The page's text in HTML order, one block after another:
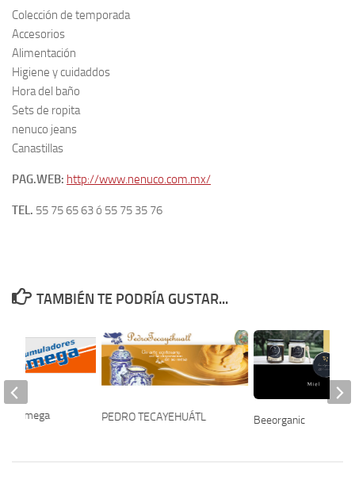
Colección de temporada
Accesorios
Alimentación
Higiene y cuidaddos
Hora del baño
Sets de ropita
nenuco jeans
Canastillas
PAG.WEB: http://www.nenuco.com.mx/
TEL. 55 75 65 63 ó 55 75 35 76
TAMBIÉN TE PODRÍA GUSTAR...
PEDRO TECAYEHUÁTL Beeorganic
Omega